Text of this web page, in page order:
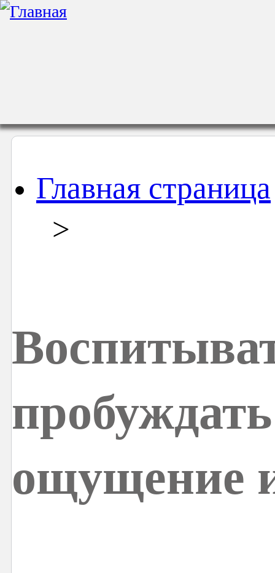
Главная страница
>
ощущение